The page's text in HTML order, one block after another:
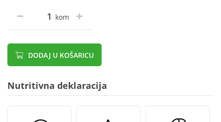
kom
DODAJ U KOŠARICU
Nutritivna deklaracija